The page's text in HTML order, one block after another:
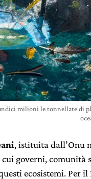
milioni le tonnellate di
, istituita dall’Onu
cui governi, comunità
ecosistemi. Per